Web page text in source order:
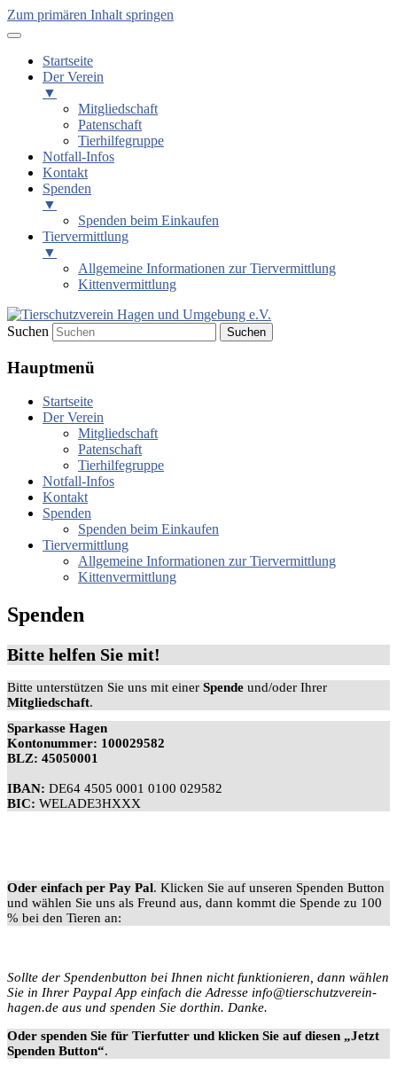
Zum primären Inhalt springen
Startseite
Der Verein
▼
Mitgliedschaft
Patenschaft
Tierhilfegruppe
Notfall-Infos
Kontakt
Spenden
▼
Spenden beim Einkaufen
Tiervermittlung
▼
Allgemeine Informationen zur Tiervermittlung
Kittenvermittlung
Tierschutzverein Hagen und
Umgebung e.V.
Suchen
Hauptmenü
Startseite
Der Verein
Mitgliedschaft
Patenschaft
Tierhilfegruppe
Notfall-Infos
Kontakt
Spenden
Spenden beim Einkaufen
Tiervermittlung
Allgemeine Informationen zur Tiervermittlung
Kittenvermittlung
Spenden
Bitte helfen Sie mit!
Bitte unterstützen Sie uns mit einer Spende und/oder Ihrer
Mitgliedschaft.
Sparkasse Hagen
Kontonummer: 100029582
BLZ: 45050001
IBAN: DE64 4505 0001 0100 029582
BIC: WELADE3HXXX
Oder einfach per Pay Pal. Klicken Sie auf unseren Spenden Button
und wählen Sie uns als Freund aus, dann kommt die Spende zu 100
% bei den Tieren an:
Sollte der Spendenbutton bei Ihnen nicht funktionieren, dann wählen
Sie in Ihrer Paypal App einfach die Adresse info@tierschutzverein-
hagen.de aus und spenden Sie dorthin. Danke.
Oder spenden Sie für Tierfutter und klicken Sie auf diesen „Jetzt
Spenden Button“.